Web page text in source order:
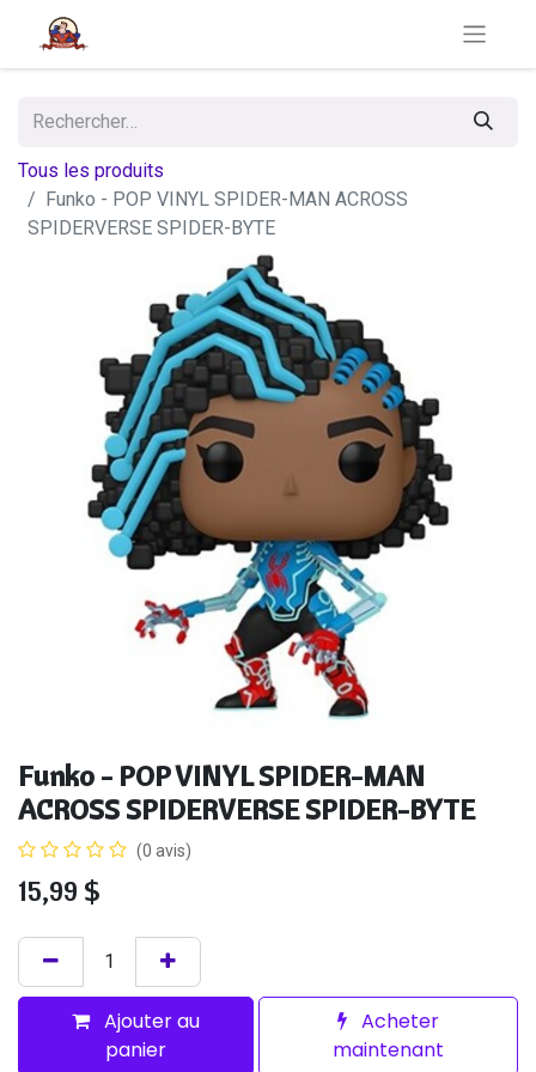
Tous les produits
Funko - POP VINYL SPIDER-MAN ACROSS
SPIDERVERSE SPIDER-BYTE
Funko - POP VINYL SPIDER-MAN
ACROSS SPIDERVERSE SPIDER-BYTE
(0 avis)
15,99 $
Ajouter au
panier
Acheter
maintenant